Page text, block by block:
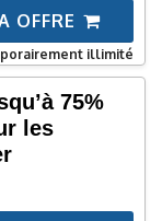
OFFRE
illimité
75%
les